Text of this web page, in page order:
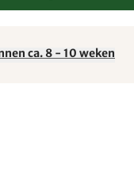
ca. 8 - 10 weken